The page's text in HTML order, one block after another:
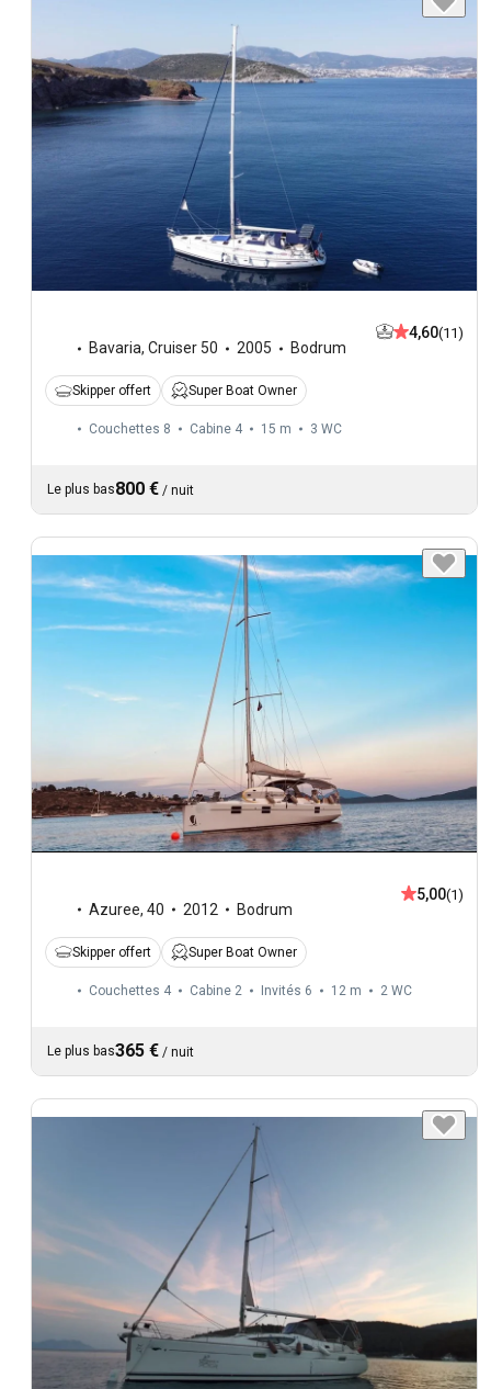
Bavaria, Cruiser 50 2005 Bodrum
4,60(11)
Skipper offert Super Boat Owner
Couchettes 8 Cabine 4 15 m 3 WC
Le plus bas800 € / nuit
Azuree, 40 2012 Bodrum
5,00(1)
Skipper offert Super Boat Owner
Couchettes 4 Cabine 2 Invités 6 12 m 2 WC
Le plus bas365 € / nuit